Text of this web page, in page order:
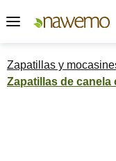
Saltar al contenido
Zapatillas y
Zapatillas de